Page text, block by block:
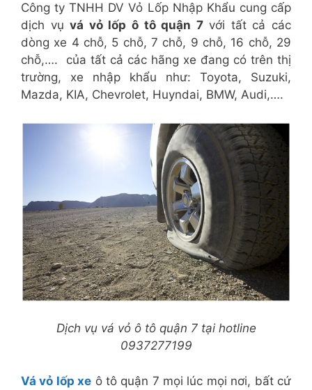
Công ty TNHH DV Vỏ Lốp Nhập Khẩu cung cấp
dịch vụvá vỏ lốp ô tô quận 7với tất cả các
dòng xe 4 chỗ, 5 chỗ, 7 chỗ, 9 chỗ, 16 chỗ, 29
chỗ,…. của tất cả các hãng xe đang có trên thị
trường, xe nhập khẩu như: Toyota, Suzuki,
Mazda, KIA, Chevrolet, Huyndai, BMW, Audi,….
Dịch vụ vá vỏ ô tô quận 7 tại hotline
0937277199
Vá vỏ lốp xe ô tô quận 7 mọi lúc mọi nơi, bất cứ